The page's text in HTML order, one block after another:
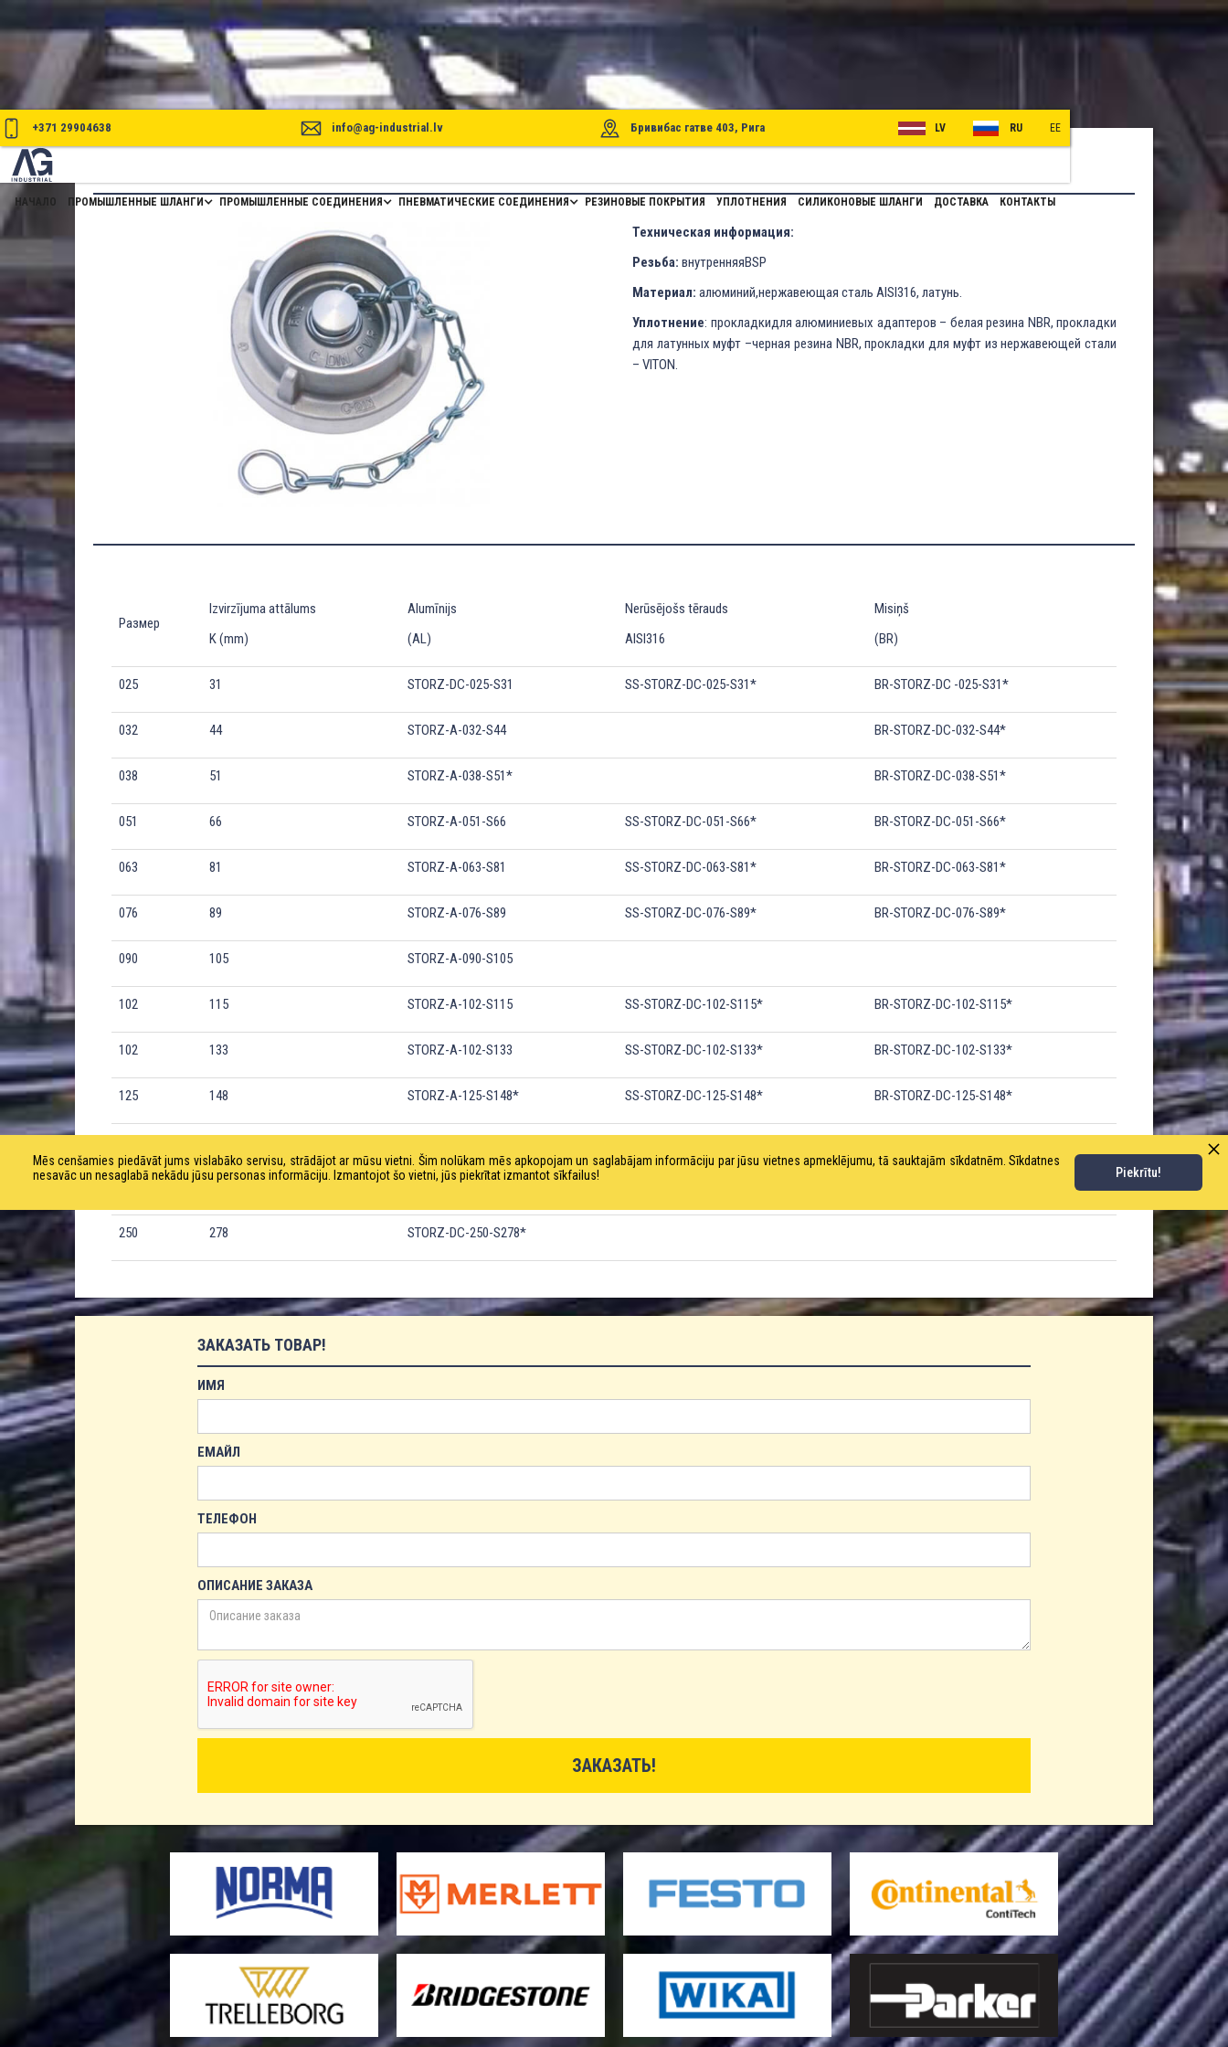
+371 29904638 info@ag-industrial.lv Бривибас гатве 403, Рига LV RU EE
НАЧАЛО ПРОМЫШЛЕННЫЕ ШЛАНГИ ПРОМЫШЛЕННЫЕ СОЕДИНЕНИЯ ПНЕВМАТИЧЕСКИЕ СОЕДИНЕНИЯ РЕЗИНОВЫЕ ПОКРЫТИЯ УПЛОТНЕНИЯ СИЛИКОНОВЫЕ ШЛАНГИ ДОСТАВКА КОНТАКТЫ
Техническая информация:
Резьба: внутренняяBSP
Материал: алюминий,нержавеющая сталь AISI316, латунь.
Уплотнение: прокладкидля алюминиевых адаптеров – белая резина NBR, прокладки
для латунных муфт –черная резина NBR, прокладки для муфт из нержавеющей стали
– VITON.
Размер
Izvirzījuma attālums
K (mm)
Alumīnijs
(AL)
Nerūsējošs tērauds
AISI316
Misiņš
(BR)
025 31 STORZ-DC-025-S31 SS-STORZ-DC-025-S31* BR-STORZ-DC -025-S31*
032 44 STORZ-A-032-S44 BR-STORZ-DC-032-S44*
038 51 STORZ-A-038-S51* BR-STORZ-DC-038-S51*
051 66 STORZ-A-051-S66 SS-STORZ-DC-051-S66* BR-STORZ-DC-051-S66*
063 81 STORZ-A-063-S81 SS-STORZ-DC-063-S81* BR-STORZ-DC-063-S81*
076 89 STORZ-A-076-S89 SS-STORZ-DC-076-S89* BR-STORZ-DC-076-S89*
090 105 STORZ-A-090-S105
102 115 STORZ-A-102-S115 SS-STORZ-DC-102-S115* BR-STORZ-DC-102-S115*
102 133 STORZ-A-102-S133 SS-STORZ-DC-102-S133* BR-STORZ-DC-102-S133*
125 148 STORZ-A-125-S148* SS-STORZ-DC-125-S148* BR-STORZ-DC-125-S148*
205 220 STORZ-DC-205-S220*
250 278 STORZ-DC-250-S278*
ЗАКАЗАТЬ ТОВАР!
ИМЯ
ЕМАЙЛ
ТЕЛЕФОН
ОПИСАНИЕ ЗАКАЗА
Mēs cenšamies piedāvāt jums vislabāko servisu, strādājot ar mūsu vietni. Šim nolūkam mēs apkopojam un saglabājam informāciju par jūsu vietnes apmeklējumu, tā sauktajām sīkdatnēm. Sīkdatnes
nesavāc un nesaglabā nekādu jūsu personas informāciju. Izmantojot šo vietni, jūs piekrītat izmantot sīkfailus!
Piekrītu!